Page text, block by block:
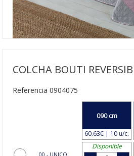
COLCHA BOUTI
Referencia 0904075
00 - UNICO
090 cm
60.63€ | 10 u/c.
Disponible